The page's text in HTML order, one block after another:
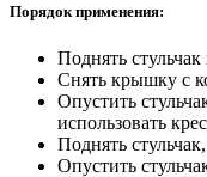
Порядок применения:
Поднять
Снять крышку с
Опустить
использовать
Поднять
Опустить